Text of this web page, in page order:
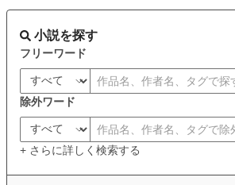
小説を探す
フリーワード
除外ワード
+ さらに詳しく検索する